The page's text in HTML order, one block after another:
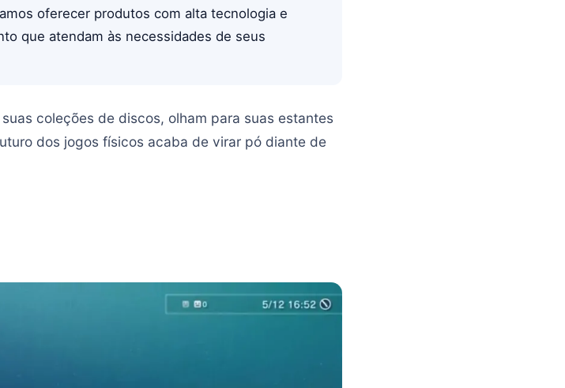
oferecer produtos com alta tecnologia e
que atendam às necessidades de seus
coleções de discos, olham para suas estantes
dos jogos físicos acaba de virar pó diante de